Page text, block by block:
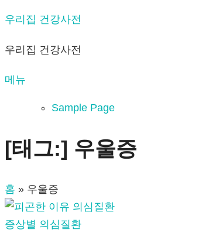
내
으
기
우리집 건강사전
우리집 건강사전
메뉴
Sample Page
[태그:] 우울증
홈 » 우울증
증상별 의심질환